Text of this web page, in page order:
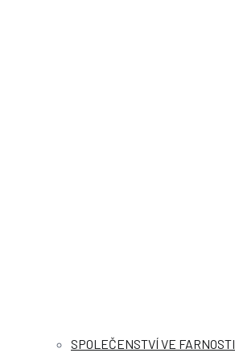
SPOLEČENSTVÍ VE FARNOSTI